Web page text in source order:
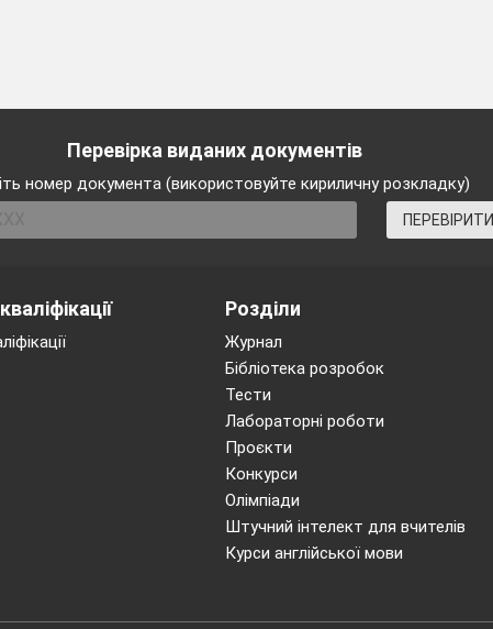
ЗАГАДКУ
Перевірка виданих документів
номер документа (використовуйте кириличну розкладку)
ПЕРЕВІРИТИ
Розділи
Журнал
Бібліотека розробок
Тести
Лабораторні роботи
Проєкти
Конкурси
Олімпіади
Штучний інтелект для вчителів
Курси англійської мови